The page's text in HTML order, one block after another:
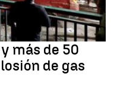
más de 50
de gas